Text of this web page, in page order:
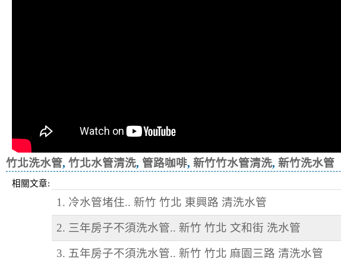
竹北洗水管, 竹北水管清洗, 管路咖啡, 新竹竹水管清洗, 新竹洗水管
相關文章:
1. 冷水管堵住.. 新竹 竹北 東興路 清洗水管
2. 三年房子不須洗水管.. 新竹 竹北 文和街 洗水管
3. 五年房子不須洗水管.. 新竹 竹北 麻園三路 清洗水管